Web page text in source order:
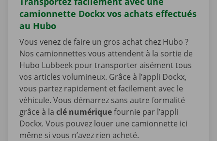
camionnette Dockx vos achats effectués
au Hubo
Vous venez de faire un gros achat chez Hubo ?
Nos camionnettes vous attendent à la sortie de
Hubo Lubbeek pour transporter aisément tous
vos articles volumineux. Grâce à l’appli Dockx,
vous partez rapidement et facilement avec le
véhicule. Vous démarrez sans autre formalité
grâce à la clé numériquefournie par l’appli
Dockx. Vous pouvez louer une camionnette ici
même si vous n’avez rien acheté.